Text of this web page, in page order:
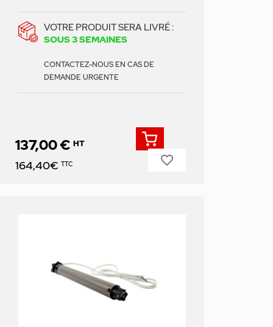
VOTRE PRODUIT SERA LIVRÉ :
SOUS 3 SEMAINES
CONTACTEZ-NOUS EN CAS DE
DEMANDE URGENTE
Prix
137,00 € HT
164,40€ TTC favorite_border